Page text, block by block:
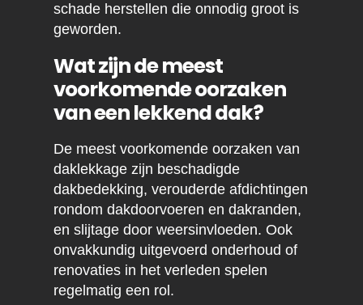
schade herstellen die onnodig groot is
geworden.
Wat zijn de meest
voorkomende oorzaken
van een lekkend dak?
De meest voorkomende oorzaken van
daklekkage zijn beschadigde
dakbedekking, verouderde afdichtingen
rondom dakdoorvoeren en dakranden,
en slijtage door weersinvloeden. Ook
onvakkundig uitgevoerd onderhoud of
renovaties in het verleden spelen
regelmatig een rol.